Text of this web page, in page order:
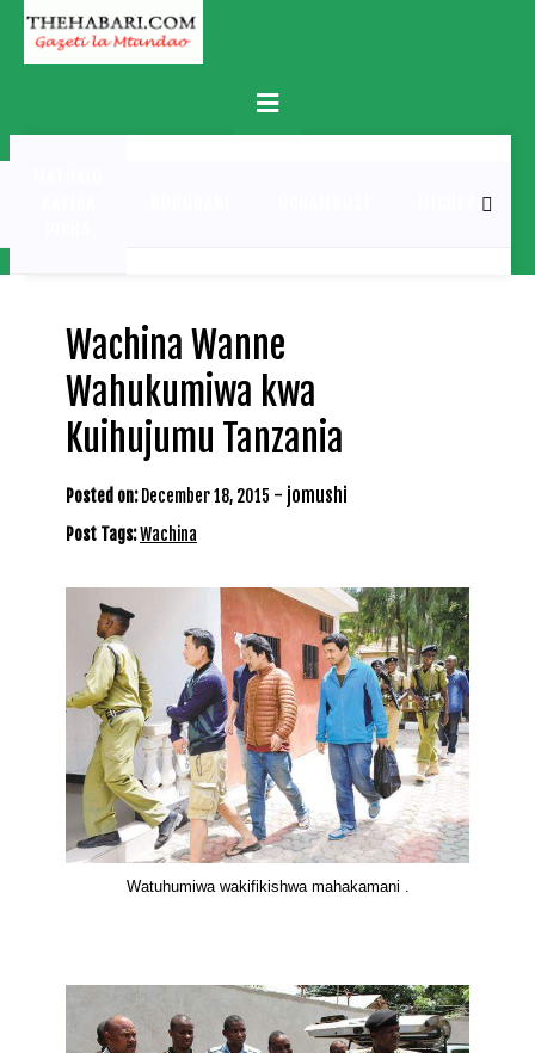
Skip
content
Primary
Menu
MICHEZO
Wachina Wanne
Wahukumiwa kwa
Kuihujumu Tanzania
Posted on: December 18, 2015 - jomushi
Post Tags:Wachina
Watuhumiwa wakifikishwa mahakamani .